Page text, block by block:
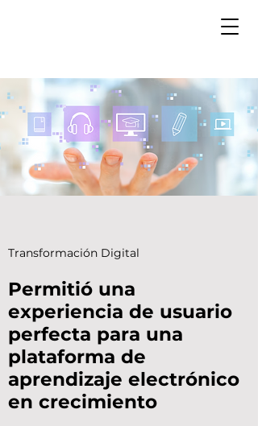
Transformación Digital
Permitió una
experiencia de usuario
perfecta para una
plataforma de
aprendizaje electrónico
en crecimiento